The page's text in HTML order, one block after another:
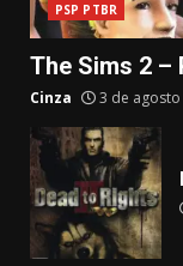
PSP PTBR
The Sims 2 –
Cinza 3 de